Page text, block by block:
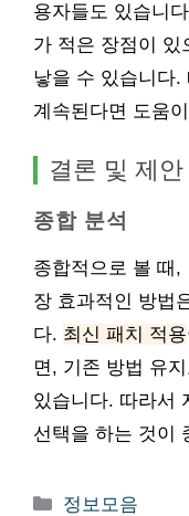
용자들도 있습니
가 적은 장점이 있
낳을 수 있습니다
계속된다면 도움
결론 및 제안
종합 분석
종합적으로 볼 때,
장 효과적인 방법
다. 최신 패치 적용
면, 기존 방법 유
있습니다. 따라서
선택을 하는 것이
카
정보모음